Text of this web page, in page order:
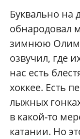
Буквально на
обнародовал
зимнюю
озвучил, где
нас есть
хоккее. Есть
лыжных
в какой-то
катании. Но